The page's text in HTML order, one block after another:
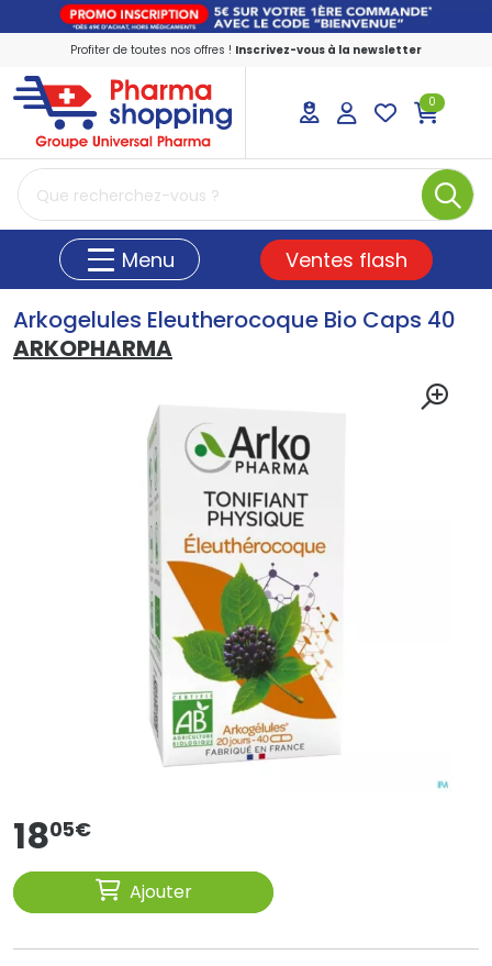
Profiter de toutes nos offres ! Inscrivez-vous à la newsletter
PharmaShopping Votre pharmacie en
0
Menu Ventes flash
Arkogelules Eleutherocoque Bio Caps 40
ARKOPHARMA
1805€
Ajouter